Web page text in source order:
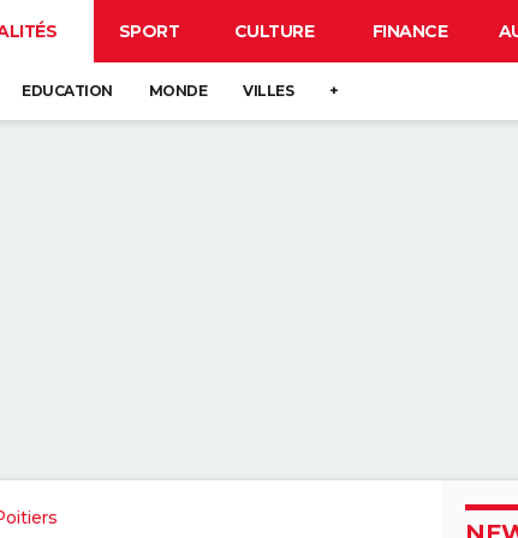
SPORT CULTURE FINANCE
EDUCATION MONDE VILLES +